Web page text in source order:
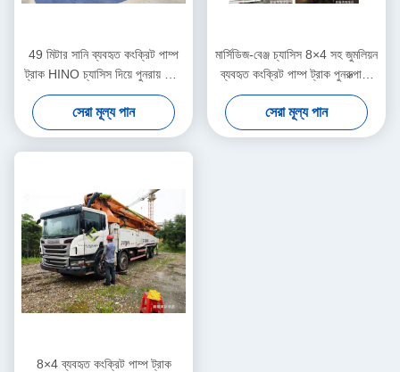
49 মিটার সানি ব্যবহৃত কংক্রিট পাম্প
ট্রাক HINO চ্যাসিস দিয়ে পুনরায় তৈরি
করা হয়েছে
সেরা মূল্য পান
মার্সিডিজ-বেঞ্জ চ্যাসিস 8×4 সহ জুমলিয়ন
ব্যবহৃত কংক্রিট পাম্প ট্রাক পুনরুত্পাদন
করা হচ্ছে
সেরা মূল্য পান
8×4 ব্যবহৃত কংক্রিট পাম্প ট্রাক